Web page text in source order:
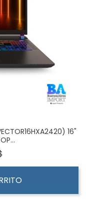
16"